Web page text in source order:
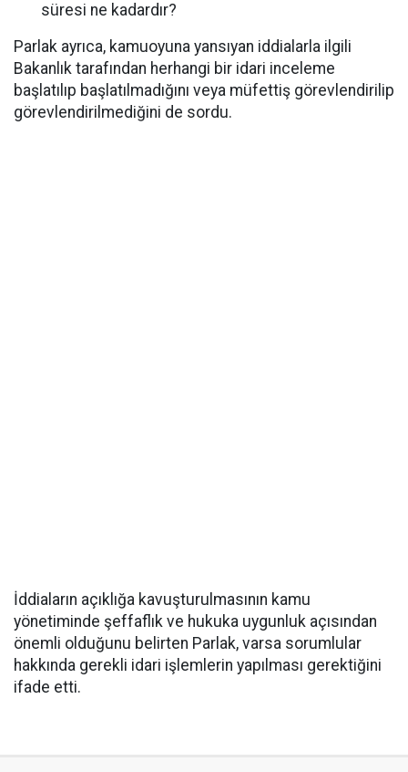
süresi ne kadardır?
Parlak ayrıca, kamuoyuna yansıyan iddialarla ilgili
Bakanlık tarafından herhangi bir idari inceleme
başlatılıp başlatılmadığını veya müfettiş görevlendirilip
görevlendirilmediğini de sordu.
İddiaların açıklığa kavuşturulmasının kamu
yönetiminde şeffaflık ve hukuka uygunluk açısından
önemli olduğunu belirten Parlak, varsa sorumlular
hakkında gerekli idari işlemlerin yapılması gerektiğini
ifade etti.